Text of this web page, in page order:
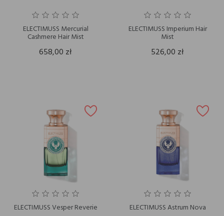
ELECTIMUSS Mercurial
Cashmere Hair Mist
658,00 zł
ELECTIMUSS Imperium Hair
Mist
526,00 zł
ELECTIMUSS Vesper Reverie ELECTIMUSS Astrum Nova